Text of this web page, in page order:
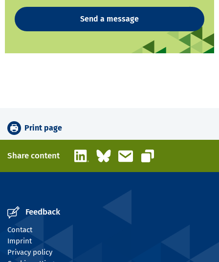
Send a message
Print page
Share content LinkedInBlueskyEmail
Copy link
Feedback
Contact
Imprint
Privacy policy